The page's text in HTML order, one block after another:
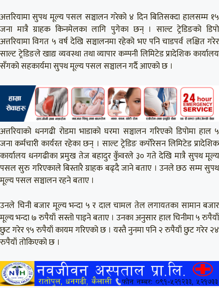
अत्तरियामा सुपथ मूल्य पसल सञ्चालन गरेको ४ दिन बितिसक्दा हालसम्म १५
जना मात्रै ग्राहक किनमेलका लागि पुगेका छन् । साल्ट ट्रेडिङको डिपो
अत्तरियामा विगत ५ वर्ष देखि सञ्चालनमा रहेको भए पनि चाडपर्व लक्षित गरेर
साल्ट ट्रेडिङले खाद्य व्यवस्था तथा व्यापार कम्पनी लिमिटेड प्रादेशिक कार्यालय
सँगको सहकार्यमा सुपथ मूल्य पसल सञ्चालन गर्दै आएको छ ।
अत्तरियाको धनगढी रोडमा भाडाको घरमा सञ्चालन गरिएको डिपोमा हाल ५
जना कर्मचारी कार्यरत रहेका छन् । साल्ट ट्रेडिङ कर्पोरेसन लिमिटेड प्रादेशिक
कार्यालय धनगढीका प्रमुख तेज बहादुर कुँवरले ३० गते देखि मात्रै सुपथ मूल्य
पसल सुरु गरिएकाले बिस्तारै ग्राहक बढ्दै जाने बताए । उनले छठ सम्म सुपथ
मूल्य पसल सञ्चालन रहने बताए ।
उनले चिनी बजार मूल्य भन्दा ५ र दाल चामल तेल लगायतका सामान बजार
मूल्य भन्दा ७ रुपैयाँ सस्तो पाइने बताए । उनका अनुसार हाल चिनीमा ५ रुपैयाँ
छुट गरेर ९५ रुपैयाँ कायम गरिएको छ । यस्तै नुनमा पनि २ रुपैयाँ छुट गरेर २४
रुपैयाँ तोकिएको छ ।